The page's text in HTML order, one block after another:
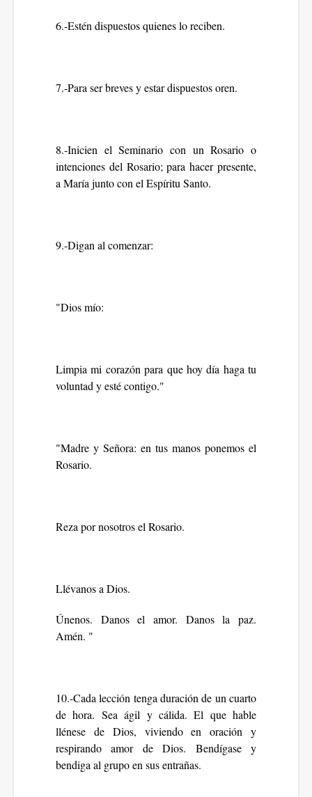
6.-Estén dispuestos quienes lo reciben.
7.-Para ser breves y estar dispuestos oren.
8.-Inicien el Seminario con un Rosario o
intenciones del Rosario; para hacer presente,
a María junto con el Espíritu Santo.
9.-Digan al comenzar:
"Dios mío:
Limpia mi corazón para que hoy día haga tu
voluntad y esté contigo."
"Madre y Señora: en tus manos ponemos el
Rosario.
Reza por nosotros el Rosario.
Llévanos a Dios.
Únenos. Danos el amor. Danos la paz.
Amén. "
10.-Cada lección tenga duración de un cuarto
de hora. Sea ágil y cálida. El que hable
llénese de Dios, viviendo en oración y
respirando amor de Dios. Bendígase y
bendiga al grupo en sus entrañas.